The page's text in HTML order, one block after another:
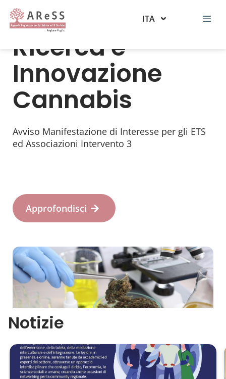
ITA
Agenzia regionale strategica per la salute e il sociale
Ricerca e
Innovazione
Cannabis
Avviso Manifestazione di Interesse per gli ETS
ed Associazioni Intervento 3
Approfondisci
Notizie